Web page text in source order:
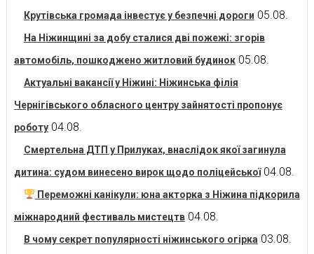
Крутівська громада інвестує у безпечні дороги 05.08.
На Ніжинщині за добу сталися дві пожежі: згорів
автомобіль, пошкоджено житловий будинок 05.08.
Актуальні вакансії у Ніжині: Ніжинська філія
Чернігівського обласного центру зайнятості пропонує
роботу 04.08.
Смертельна ДТП у Прилуках, внаслідок якої загинула
дитина: судом винесено вирок щодо поліцейської 04.08.
Переможні канікули: юна акторка з Ніжина підкорила
міжнародний фестиваль мистецтв 04.08.
В чому секрет популярності ніжинського огірка 03.08.